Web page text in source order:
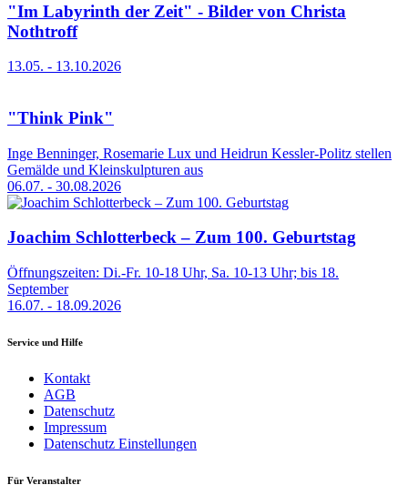
"Im Labyrinth der Zeit" - Bilder von Christa
Nothtroff
13.05. - 13.10.2026
"Think Pink"
Inge Benninger, Rosemarie Lux und Heidrun Kessler-Politz stellen
Gemälde und Kleinskulpturen aus
06.07. - 30.08.2026
Joachim Schlotterbeck – Zum 100. Geburtstag
Öffnungszeiten: Di.-Fr. 10-18 Uhr, Sa. 10-13 Uhr; bis 18.
September
16.07. - 18.09.2026
Service und Hilfe
Kontakt
AGB
Datenschutz
Impressum
Datenschutz Einstellungen
Für Veranstalter